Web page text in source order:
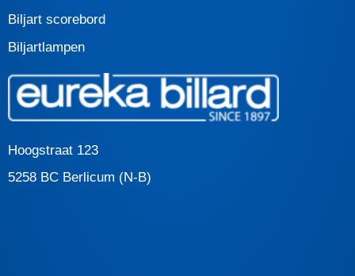
Biljart scorebord
Biljartlampen
Hoogstraat 123
5258 BC Berlicum (N-B)